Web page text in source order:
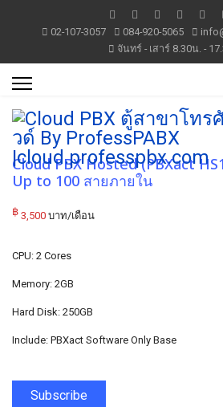
02-107-3057 084-920-5065
จันทร์ - เสาร์ 8.30น. -
Cloud PBX Hosted (PBXact
Up to 100 สายภายใน
฿ 3,500 บาท/เดือน
CPU: 2 Cores
Memory: 2GB
Hard Disk: 250GB
Include: PBXact Software Only Base
Subscribe